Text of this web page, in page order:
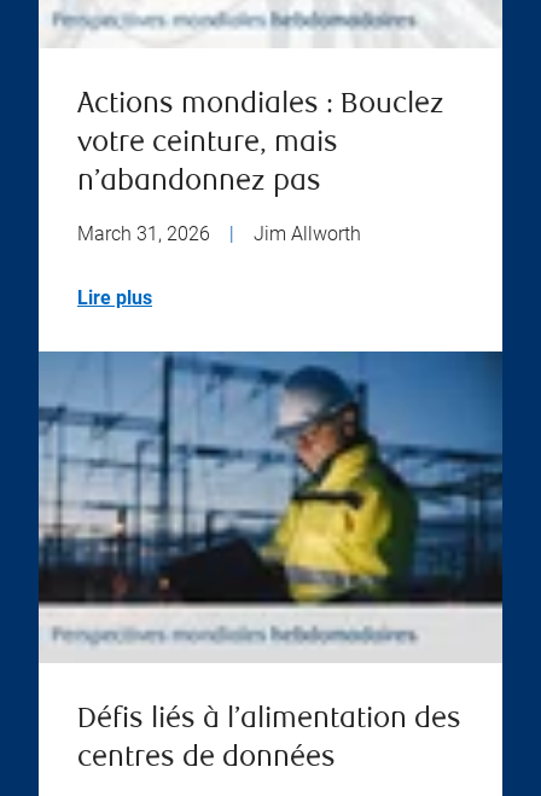
Actions mondiales : Bouclez
votre ceinture, mais
n’abandonnez pas
March 31, 2026 Jim Allworth
Lire plus
Défis liés à l’alimentation des
centres de données